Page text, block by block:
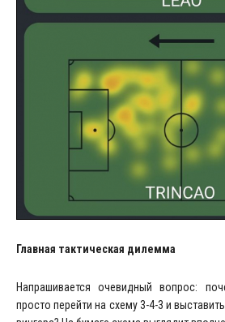
Главная тактическая дилемма
Напрашивается очевидный вопрос:
просто перейти на схему 3-4-3 и